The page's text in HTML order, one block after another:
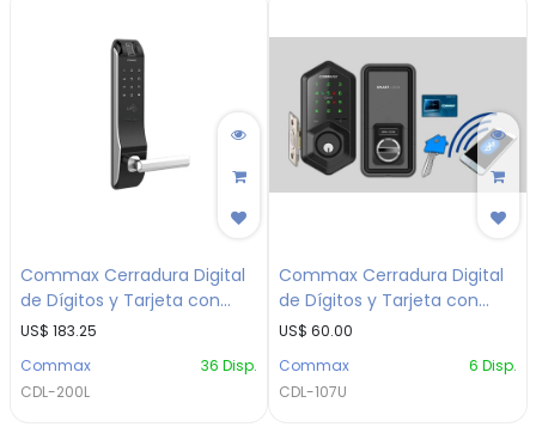
Commax Cerradura Digital
de Dígitos y Tarjeta con
Conexión Bluetooth
US$ 183.25
Commax
36 Disp.
CDL-200L
Commax Cerradura Digital
de Dígitos y Tarjeta con
Conexión Bluetooth
US$ 60.00
Commax
6 Disp.
CDL-107U